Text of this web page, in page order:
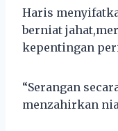
Haris
berniat
kepentingan
“Serangan
menzahirkan